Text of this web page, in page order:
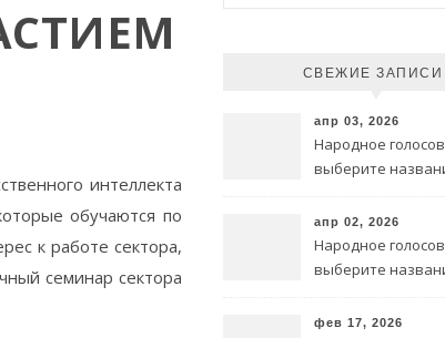
интеллекта
обучаются по
к работе сектора,
семинар сектора
СВЕЖИЕ ЗАПИСИ
апр 03, 2026
Народное
выберите
языке
апр 02, 2026
Народное
выберите
языке
фев 17, 2026